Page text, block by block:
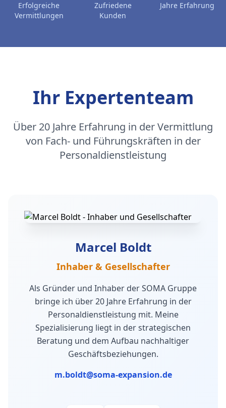
Erfolgreiche
Vermittlungen
Zufriedene
Kunden
Jahre Erfahrung
Ihr Expertenteam
Über 20 Jahre Erfahrung in der Vermittlung
von Fach- und Führungskräften in der
Personaldienstleistung
Marcel Boldt
Inhaber & Gesellschafter
Als Gründer und Inhaber der SOMA Gruppe
bringe ich über 20 Jahre Erfahrung in der
Personaldienstleistung mit. Meine
Spezialisierung liegt in der strategischen
Beratung und dem Aufbau nachhaltiger
Geschäftsbeziehungen.
m.boldt@soma-expansion.de